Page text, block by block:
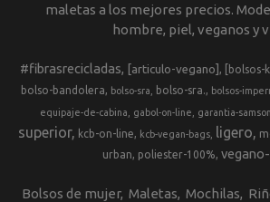
maletas a los mejores precios.
hombre, piel, veganos y
#fibrasrecicladas [articulo-vegano] [bolsos-
bolso-bandolera bolso-sra bolso-sra. bolsos-
equipaje-de-cabina gabol-on-line garantia-
superior
kcb-on-line kcb-vegan-bags ligero
urban
poliester-100%
Bolsos de mujer Maletas Mochilas